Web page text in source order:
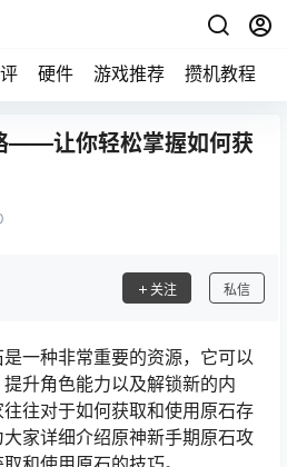
硬件 游戏推荐 攒机教程
——让你轻松掌握如何获
关注 私信
一种非常重要的资源，它可以
升角色能力以及解锁新的内
往对于如何获取和使用原石存
家详细介绍原神新手期原石攻